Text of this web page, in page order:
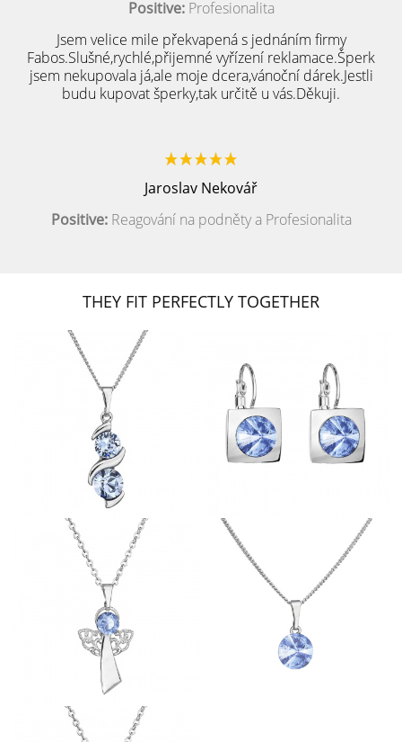
Positive:Profesionalita
Jsem velice mile překvapená s jednáním firmy
Fabos.Slušné,rychlé,přijemné vyřízení reklamace.Šperk
jsem nekupovala já,ale moje dcera,vánoční dárek.Jestli
budu kupovat šperky,tak určitě u vás.Děkuji.
Jaroslav Nekovář
Positive:Reagování na podněty a Profesionalita
THEY FIT PERFECTLY TOGETHER